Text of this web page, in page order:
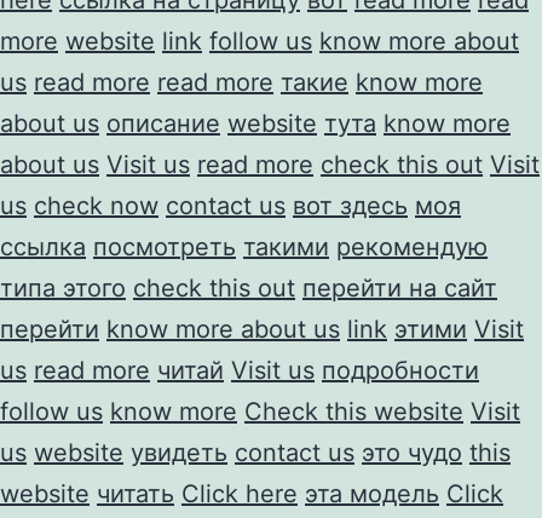
more website link follow us know more about
us read more read more такие know more
about us описание website тута know more
about us Visit us read more check this out Visit
us check now contact us вот здесь моя
ссылка посмотреть такими рекомендую
типа этого check this out перейти на сайт
перейти know more about us link этими Visit
us read more читай Visit us подробности
follow us know more Check this website Visit
us website увидеть contact us это чудо this
website читать Click here эта модель Click